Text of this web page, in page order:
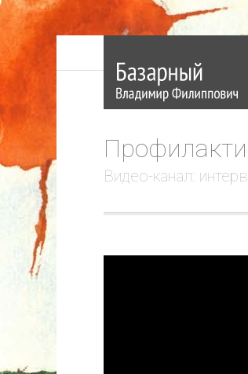
Видео-канал: